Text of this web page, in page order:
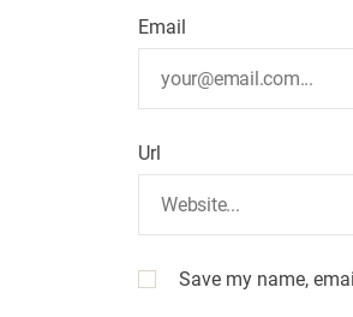
Email
Url
Save my name,